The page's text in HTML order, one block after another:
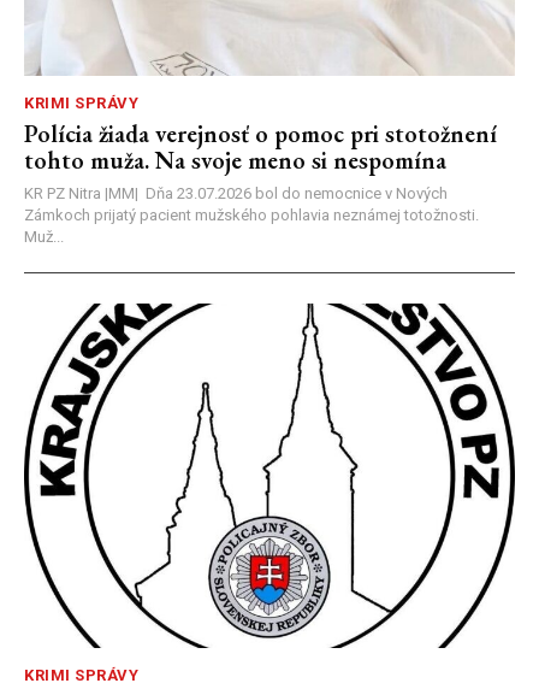
KRIMI SPRÁVY
Polícia žiada verejnosť o pomoc pri stotožnení
tohto muža. Na svoje meno si nespomína
KR PZ Nitra |MM| Dňa 23.07.2026 bol do nemocnice v Nových
Zámkoch prijatý pacient mužského pohlavia neznámej totožnosti.
Muž...
KRIMI SPRÁVY